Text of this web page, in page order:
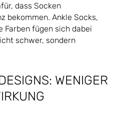
dass Socken
bekommen. Ankle Socks,
Farben fügen sich dabei
schwer, sondern
WENIGER